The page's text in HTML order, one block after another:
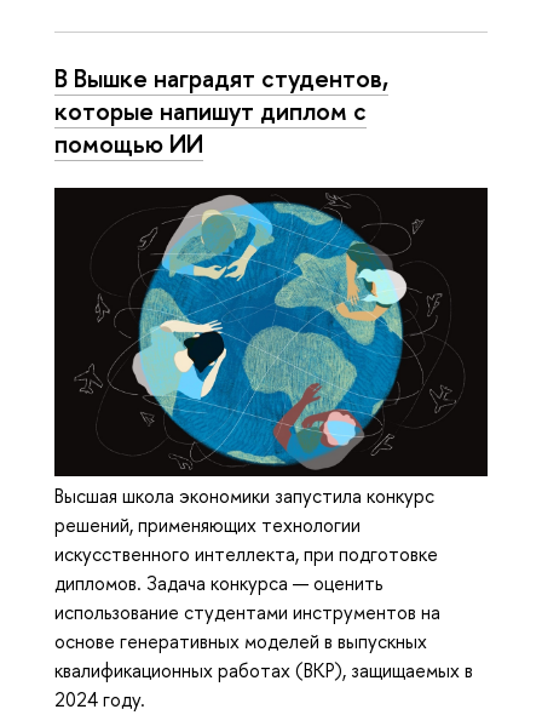
В Вышке наградят студентов,
которые напишут диплом с
помощью ИИ
Высшая школа экономики запустила конкурс
решений, применяющих технологии
искусственного интеллекта, при подготовке
дипломов. Задача конкурса — оценить
использование студентами инструментов на
основе генеративных моделей в выпускных
квалификационных работах (ВКР), защищаемых в
2024 году.